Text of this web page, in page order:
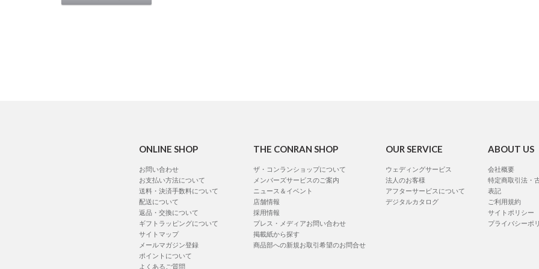
ONLINE SHOP
お問い合わせ
お支払い方法について
送料・決済手数料について
配送について
返品・交換について
ギフトラッピングについて
サイトマップ
メールマガジン登録
ポイントについて
よくあるご質問
THE CONRAN SHOP
ザ・コンランショップについて
メンバーズサービスのご案内
ニュース＆イベント
店舗情報
採用情報
プレス・メディアお問い合わせ
掲載紙から探す
商品部への新規お取引希望のお問合せ
OUR SERVICE
ウェディングサービス
法人のお客様
アフターサービスについて
デジタルカタログ
ABOUT US
会社概要
特定商取引法・
表記
ご利用規約
サイトポリシー
プライバシーポ